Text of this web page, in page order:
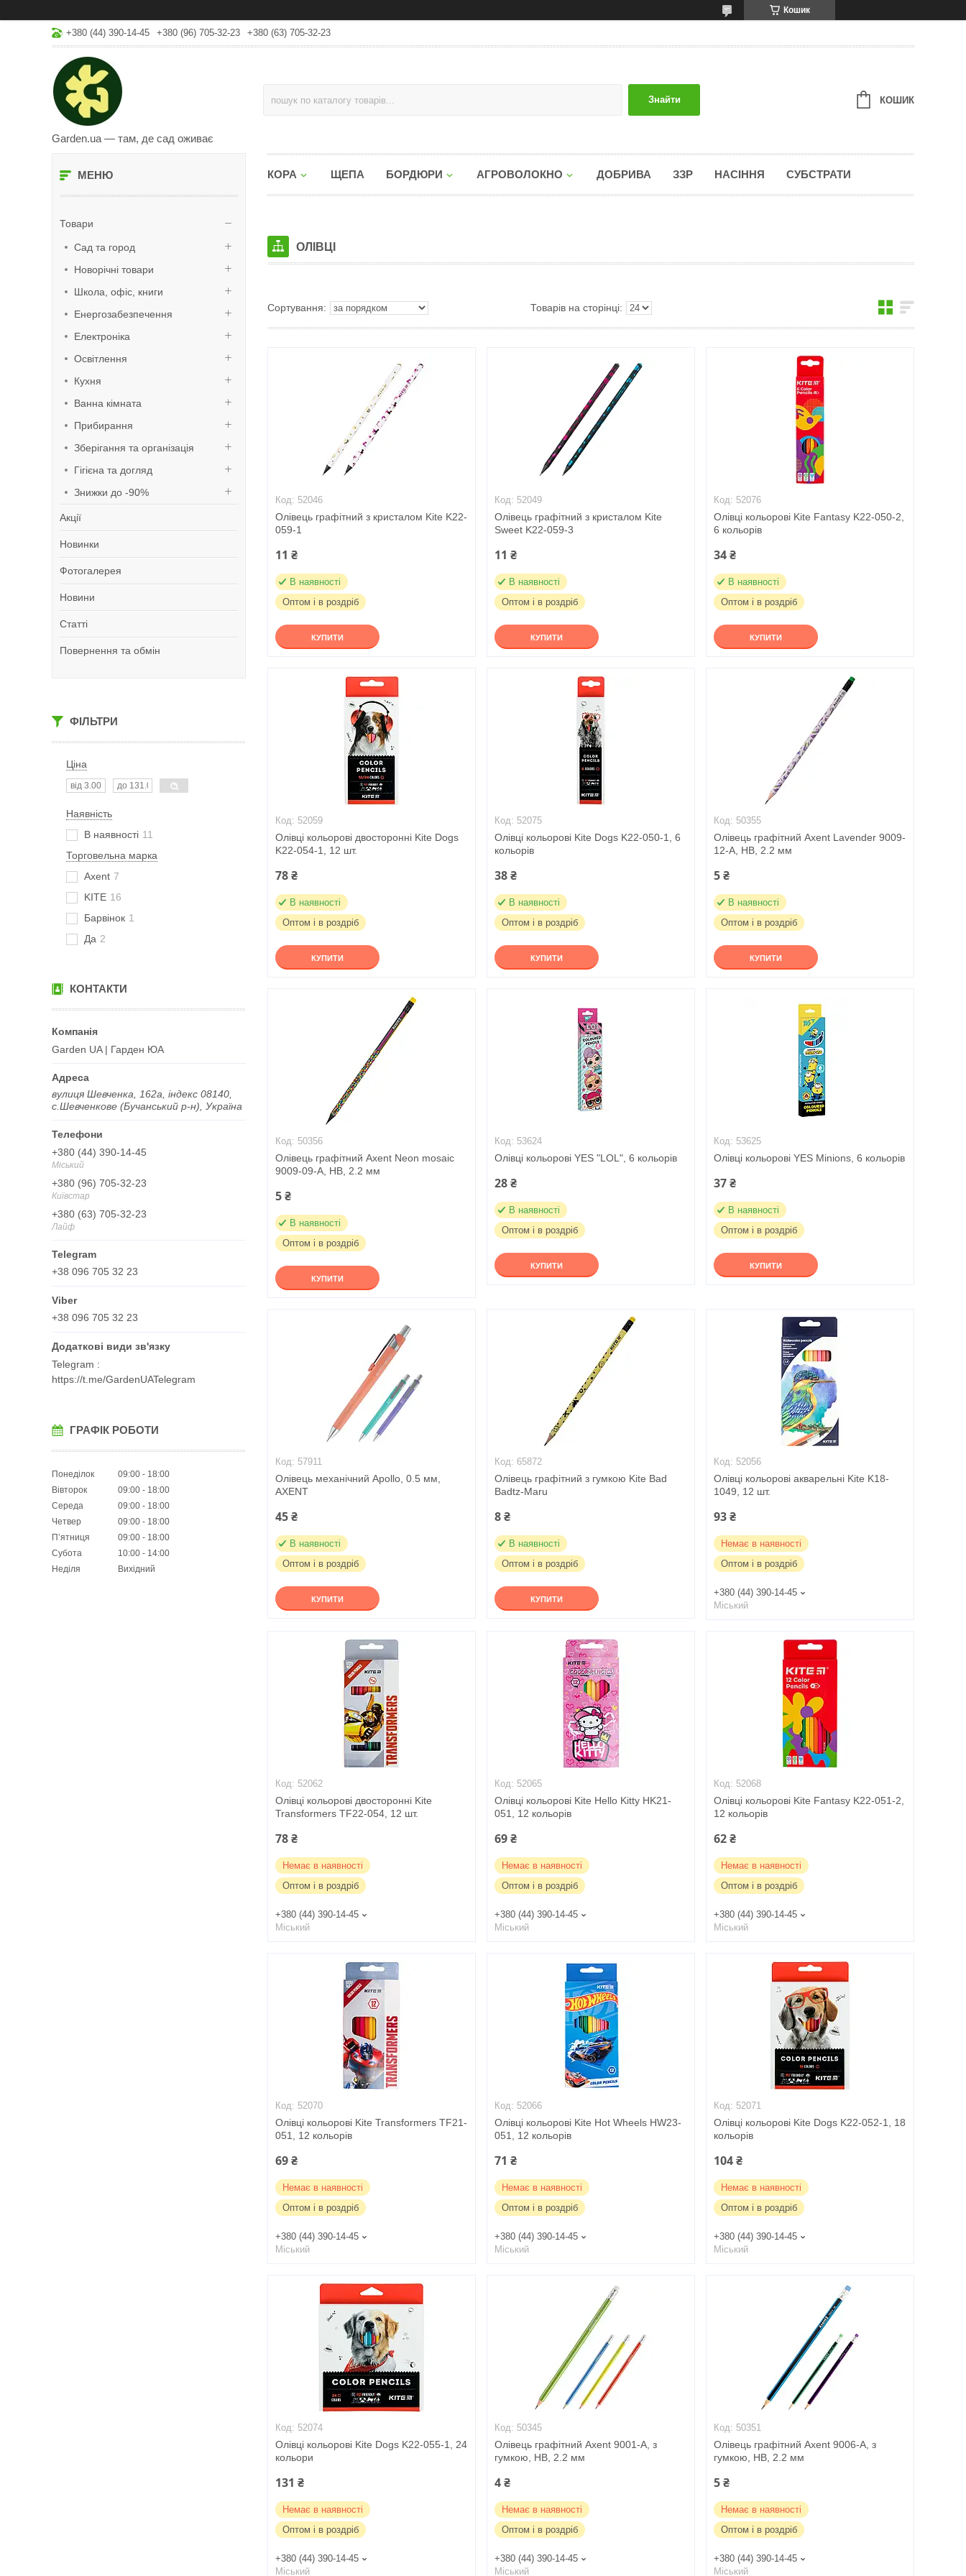
Кошик
+380 (44) 390-14-45 +380 (96) 705-32-23 +380 (63) 705-32-23
Garden.ua — там, де сад оживає
Знайти КОШИК
Товари
Сад та город
Новорічні товари
Школа, офіс, книги
Енергозабезпечення
Електроніка
Освітлення
Кухня
Ванна кімната
Прибирання
Зберігання та організація
Гігієна та догляд
Знижки до -90%
Акції
Новинки
Фотогалерея
Новини
Статті
Повернення та обмін
ФІЛЬТРИ
Ціна
Наявність
В наявності 11
Торговельна марка
Axent 7
KITE 16
Барвінок 1
Да 2
КОНТАКТИ
Garden UA | Гарден ЮА
вулиця Шевченка, 162а, індекс 08140,
с.Шевченкове (Бучанський р-н), Україна
+380 (44) 390-14-45
Міський
+380 (96) 705-32-23
Київстар
+380 (63) 705-32-23
Лайф
+38 096 705 32 23
+38 096 705 32 23
Telegram
https://t.me/GardenUATelegram
ГРАФІК РОБОТИ
Понеділок 09:00
18:00
Вівторок
09:00
18:00
Середа
09:00
18:00
Четвер
09:00
18:00
Пʼятниця
09:00
18:00
Субота
10:00
14:00
Неділя
Вихідний
КОРА ЩЕПА БОРДЮРИ АГРОВОЛОКНО ДОБРИВА ЗЗР НАСІННЯ СУБСТРАТИ
ОЛІВЦІ
52046
Олівець графітний з кристалом Kite K22-
059-1
11 ₴
В наявності
Оптом і в роздріб
КУПИТИ
52049
Олівець графітний з кристалом Kite
Sweet K22-059-3
11 ₴
В наявності
Оптом і в роздріб
КУПИТИ
52076
Олівці кольорові Kite Fantasy K22-050-2,
6 кольорів
34 ₴
В наявності
Оптом і в роздріб
КУПИТИ
52059
Олівці кольорові двосторонні Kite Dogs
K22-054-1, 12 шт.
78 ₴
В наявності
Оптом і в роздріб
КУПИТИ
52075
Олівці кольорові Kite Dogs K22-050-1, 6
кольорів
38 ₴
В наявності
Оптом і в роздріб
КУПИТИ
50355
Олівець графітний Axent Lavender 9009-
12-A, HB, 2.2 мм
5 ₴
В наявності
Оптом і в роздріб
КУПИТИ
50356
Олівець графітний Axent Neon mosaic
9009-09-A, HB, 2.2 мм
5 ₴
В наявності
Оптом і в роздріб
КУПИТИ
53624
Олівці кольорові YES "LOL", 6 кольорів
28 ₴
В наявності
Оптом і в роздріб
КУПИТИ
53625
Олівці кольорові YES Minions, 6 кольорів
37 ₴
В наявності
Оптом і в роздріб
КУПИТИ
57911
Олівець механічний Apollo, 0.5 мм,
AXENT
45 ₴
В наявності
Оптом і в роздріб
КУПИТИ
65872
Олівець графітний з гумкою Kite Bad
Badtz-Maru
8 ₴
В наявності
Оптом і в роздріб
КУПИТИ
52056
Олівці кольорові акварельні Kite K18-
1049, 12 шт.
93 ₴
Немає в наявності
Оптом і в роздріб
+380 (44) 390-14-45
Міський
52062
Олівці кольорові двосторонні Kite
Transformers TF22-054, 12 шт.
78 ₴
Немає в наявності
Оптом і в роздріб
+380 (44) 390-14-45
Міський
52065
Олівці кольорові Kite Hello Kitty HK21-
051, 12 кольорів
69 ₴
Немає в наявності
Оптом і в роздріб
+380 (44) 390-14-45
Міський
52068
Олівці кольорові Kite Fantasy K22-051-2,
12 кольорів
62 ₴
Немає в наявності
Оптом і в роздріб
+380 (44) 390-14-45
Міський
52070
Олівці кольорові Kite Transformers TF21-
051, 12 кольорів
69 ₴
Немає в наявності
Оптом і в роздріб
+380 (44) 390-14-45
Міський
52066
Олівці кольорові Kite Hot Wheels HW23-
051, 12 кольорів
71 ₴
Немає в наявності
Оптом і в роздріб
+380 (44) 390-14-45
Міський
52071
Олівці кольорові Kite Dogs K22-052-1, 18
кольорів
104 ₴
Немає в наявності
Оптом і в роздріб
+380 (44) 390-14-45
Міський
52074
Олівці кольорові Kite Dogs K22-055-1, 24
кольори
131 ₴
Немає в наявності
Оптом і в роздріб
+380 (44) 390-14-45
Міський
50345
Олівець графітний Axent 9001-A, з
гумкою, НВ, 2.2 мм
4 ₴
Немає в наявності
Оптом і в роздріб
+380 (44) 390-14-45
Міський
50351
Олівець графітний Axent 9006-A, з
гумкою, НВ, 2.2 мм
5 ₴
Немає в наявності
Оптом і в роздріб
+380 (44) 390-14-45
Міський